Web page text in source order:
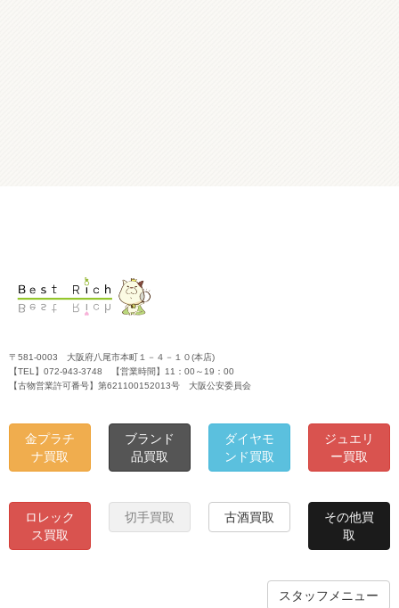
〒581-0003 大阪府八尾市本町１－４－１０(本店)
【TEL】072-943-3748 【営業時間】11：00～19：00
【古物営業許可番号】第621100152013号 大阪公安委員会
金プラチ
ナ買取
ブランド
品買取
ダイヤモ
ンド買取
ジュエリ
ー買取
ロレック
ス買取
切手買取 古酒買取
その他買
取
スタッフメニュー